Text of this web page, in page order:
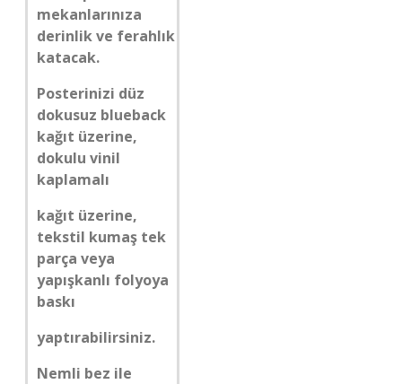
mekanlarınıza
derinlik ve ferahlık
katacak.
Posterinizi düz
dokusuz blueback
kağıt üzerine,
dokulu vinil
kaplamalı
kağıt üzerine,
tekstil kumaş tek
parça veya
yapışkanlı folyoya
baskı
yaptırabilirsiniz.
Nemli bez ile